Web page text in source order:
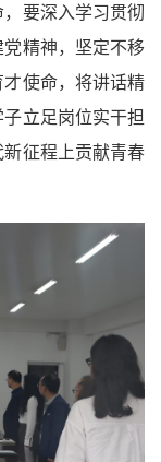
要深入学习贯彻
精神，坚定不移
使命，将讲话精
立足岗位实干担
征程上贡献青春